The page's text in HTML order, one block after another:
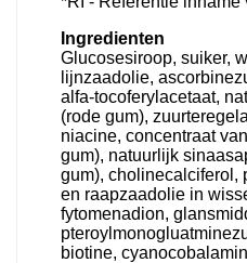
Ingredienten
Glucosesiroop, suiker,
lijnzaadolie,
alfa-tocoferylacetaat,
(rode gum),
niacine, concentraat
gum), natuurlijk
gum), cholinecalciferol,
en raapzaadolie in
fytomenadion,
biotine,